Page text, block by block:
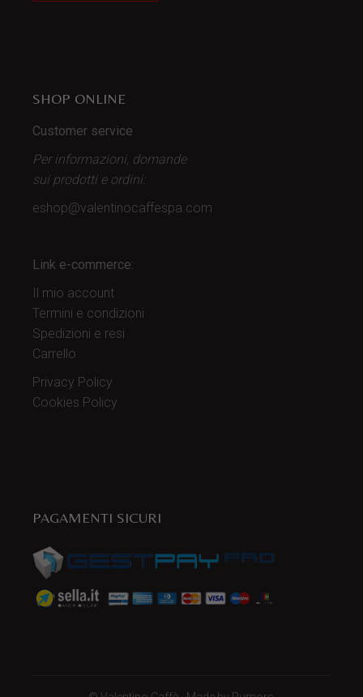
SHOP ONLINE
Customer service
Per informazioni, domande
sui prodotti e ordini:
eshop@valentinocaffespa.com
Link e-commerce:
Il mio account
Termini e condizioni
Spedizioni e resi
Carrello
Privacy Policy
Cookies Policy
PAGAMENTI SICURI